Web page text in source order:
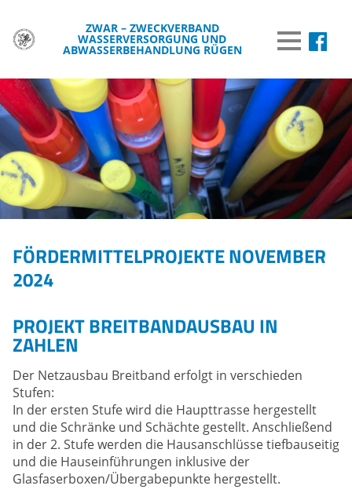
ZWAR – ZWECKVERBAND
WASSERVERSORGUNG UND
ABWASSERBEHANDLUNG RÜGEN MENÜ
DER ZWAR
TRINKWASSER
ABWASSER
BREITBAND
WISSENSWERTES
WASSER & UMWELT
VERÖFFENTLICHUNGEN
FÖRDERMITTELPROJEKTE NOVEMBER
2024
PROJEKT BREITBANDAUSBAU IN
ZAHLEN
Der Netzausbau Breitband erfolgt in verschieden
Stufen:
In der ersten Stufe wird die Haupttrasse hergestellt
und die Schränke und Schächte gestellt. Anschließend
in der 2. Stufe werden die Hausanschlüsse tiefbauseitig
und die Hauseinführungen inklusive der
Glasfaserboxen/Übergabepunkte hergestellt.